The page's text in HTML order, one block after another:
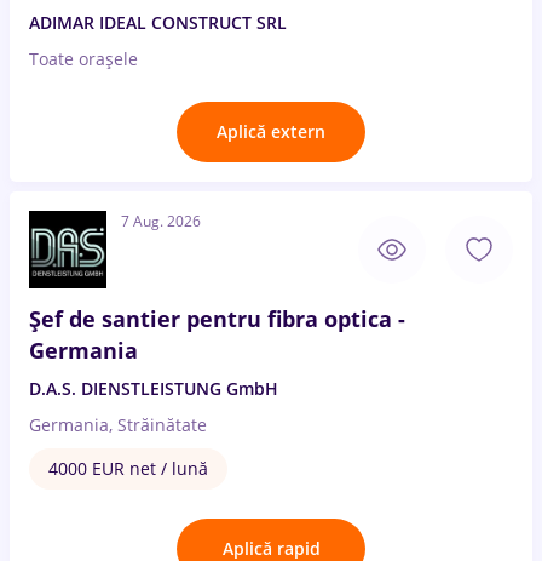
ADIMAR IDEAL CONSTRUCT SRL
Toate oraşele
Aplică extern
7 Aug. 2026
Șef de santier pentru fibra optica -
Germania
D.A.S. DIENSTLEISTUNG GmbH
Germania, Străinătate
4000 EUR net / lună
Aplică rapid